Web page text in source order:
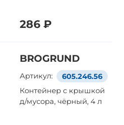
286 ₽
BROGRUND
Артикул:
605.246.56
Контейнер с крышкой
д/мусора, чёрный, 4 л